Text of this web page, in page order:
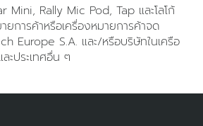
Mini, Rally Mic Pod, Tap และโลโก้
ยการค้าหรือเครื่องหมายการค้าจด
Europe S.A. และ/หรือบริษัทในเครือ
ะประเทศอื่น ๆ